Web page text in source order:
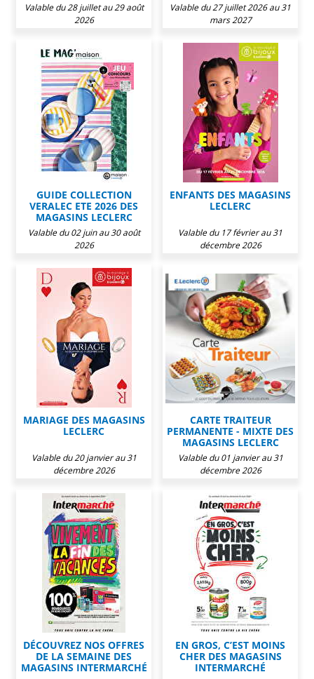
Valable du 28 juillet au 29 août
2026
Valable du 27 juillet 2026 au 31
mars 2027
GUIDE COLLECTION
VERALEC ETE 2026 DES
MAGASINS LECLERC
Valable du 02 juin au 30 août
2026
ENFANTS DES MAGASINS
LECLERC
Valable du 17 février au 31
décembre 2026
MARIAGE DES MAGASINS
LECLERC
Valable du 20 janvier au 31
décembre 2026
CARTE TRAITEUR
PERMANENTE - MIXTE DES
MAGASINS LECLERC
Valable du 01 janvier au 31
décembre 2026
DÉCOUVREZ NOS OFFRES
DE LA SEMAINE DES
MAGASINS INTERMARCHÉ
EN GROS, C’EST MOINS
CHER DES MAGASINS
INTERMARCHÉ